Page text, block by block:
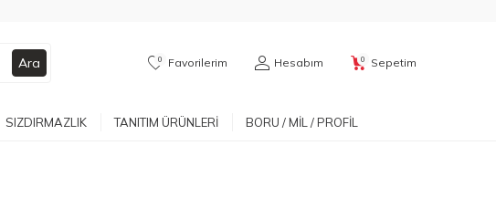
Ara 0 Favorilerim Hesabım 0 Sepetim
SIZDIRMAZLIK TANITIM ÜRÜNLERI BORU / MIL / PROFIL